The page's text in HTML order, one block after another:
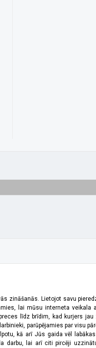
zināšanās. Lietojot savu
lai mūsu interneta veikala
līdz brīdim, kad kurjers
parūpējamies par visu
kā arī Jūs gaida vēl
darbu, lai arī citi pircēji